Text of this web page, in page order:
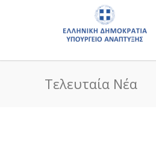
Τελευταία Νέα